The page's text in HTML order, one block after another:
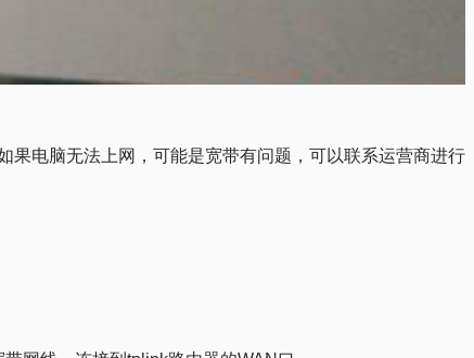
果电脑无法上网，可能是宽带有问题，可以联系运营商进行